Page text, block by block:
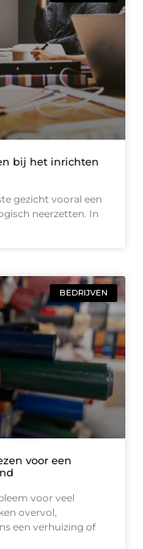
bij het inrichten
gezicht vooral een
neerzetten. In
BEDRIJVEN
voor een
voor veel
overvol,
een verhuizing of